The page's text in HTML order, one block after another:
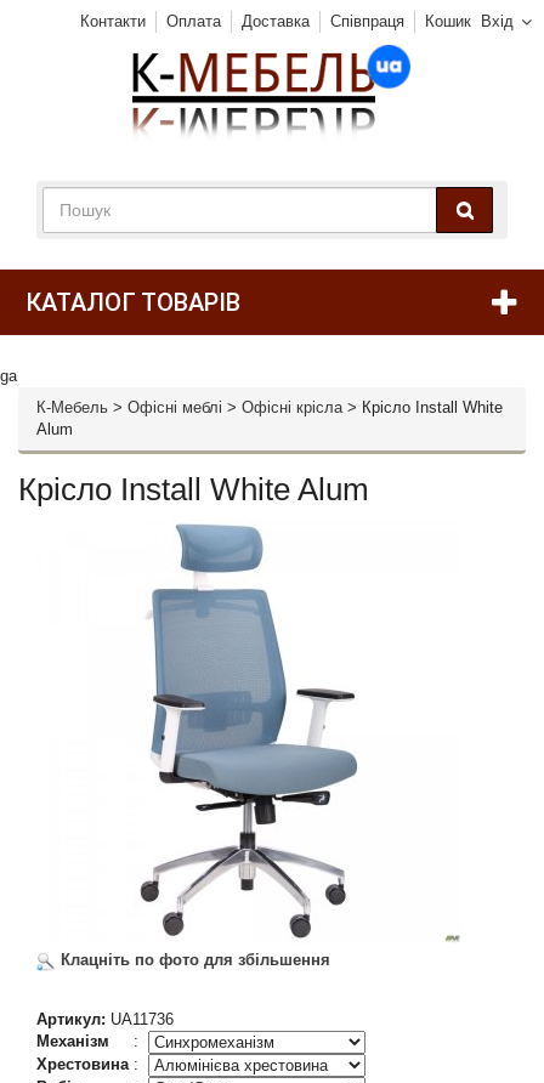
Вхід
Контакти Оплата Доставка Співпраця Кошик
КАТАЛОГ ТОВАРІВ
ga
К-Мебель > Офісні меблі > Офісні крісла> Крісло Install White
Alum
Крісло Install White Alum
Клацніть по фото для збільшення
Артикул: UA11736
Механізм
:
Хрестовина: